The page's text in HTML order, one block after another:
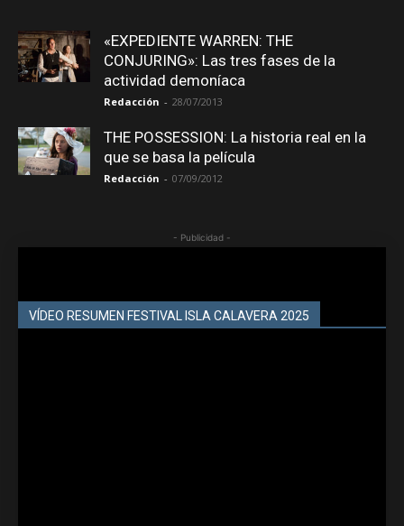
«EXPEDIENTE WARREN: THE
CONJURING»: Las tres fases de la
actividad demoníaca
Redacción - 28/07/2013
THE POSSESSION: La historia real en la
que se basa la película
Redacción - 07/09/2012
- Publicidad -
VÍDEO RESUMEN FESTIVAL ISLA CALAVERA 2025